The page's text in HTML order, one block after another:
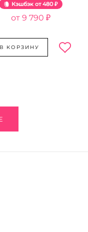
Кэшбэк 480 ₽
9 790 ₽
В КОРЗИНУ